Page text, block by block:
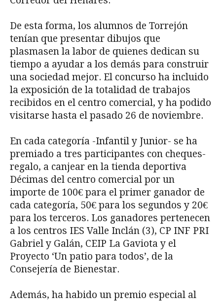
De esta forma, los alumnos de Torrejón
tenían que presentar dibujos que
plasmasen la labor de quienes dedican su
tiempo a ayudar a los demás para construir
una sociedad mejor. El concurso ha incluido
la exposición de la totalidad de trabajos
recibidos en el centro comercial, y ha podido
visitarse hasta el pasado 26 de noviembre.
En cada categoría -Infantil y Junior- se ha
premiado a tres participantes con cheques-
regalo, a canjear en la tienda deportiva
Décimas del centro comercial por un
importe de 100€ para el primer ganador de
cada categoría, 50€ para los segundos y 20€
para los terceros. Los ganadores pertenecen
a los centros IES Valle Inclán (3), CP INF PRI
Gabriel y Galán, CEIP La Gaviota y el
Proyecto ‘Un patio para todos’, de la
Consejería de Bienestar.
Además, ha habido un premio especial al